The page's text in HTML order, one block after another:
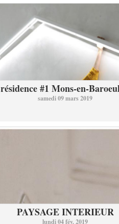
résidence #1 Mons-en-
samedi 09 mars 2019
PAYSAGE INTERIEUR
lundi 04 fév. 2019